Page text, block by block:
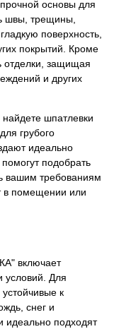
основы для
швы, трещины,
поверхность,
покрытий. Кроме
отделки, защищая
и других
шпатлевки
грубого
идеально
подобрать
вашим требованиям
в помещении или
включает
условий. Для
к
снег и
идеально подходят